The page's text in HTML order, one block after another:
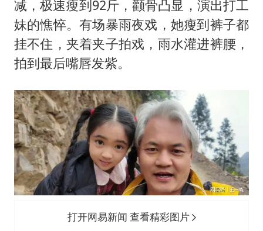
减，极速瘦到92斤，颧骨凸显，演出打工
妹的憔悴。有场暴雨夜戏，她瘦到裤子都
挂不住，夹着夹子拍戏，雨水灌进裤腰，
拍到最后嘴唇发紫。
打开网易新闻 查看精彩图片